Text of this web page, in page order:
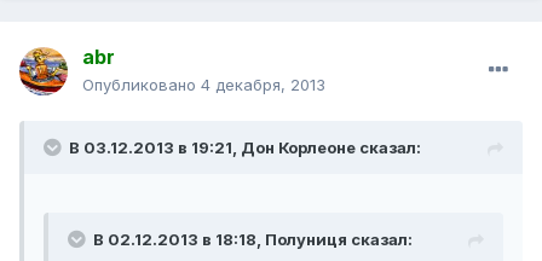
abr
Опубликовано 4 декабря, 2013
В 03.12.2013 в 19:21, Дон Корлеоне сказал:
В 02.12.2013 в 18:18, Полуниця сказал: